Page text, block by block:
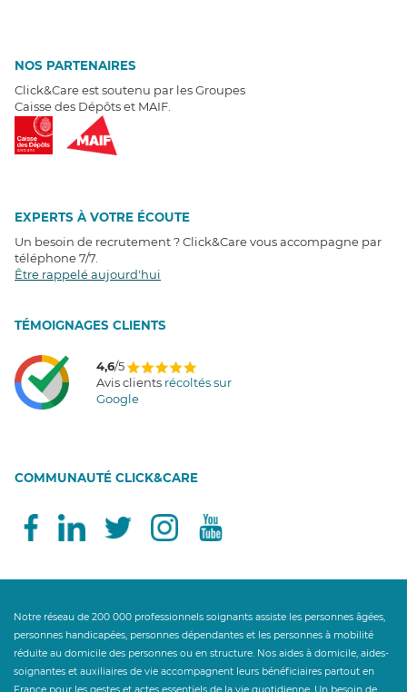
NOS PARTENAIRES
Click&Care est soutenu par les Groupes
Caisse des Dépôts et MAIF.
EXPERTS À VOTRE ÉCOUTE
Un besoin de recrutement ? Click&Care vous accompagne par
téléphone 7/7
Être rappelé aujourd'hui
TÉMOIGNAGES CLIENTS
4,6/5
Avis clients récoltés sur
Google
COMMUNAUTÉ CLICK&CARE
Notre réseau de 200 000 professionnels soignants assiste les personnes âgées,
personnes handicapées, personnes dépendantes et les personnes à mobilité
réduite au domicile des personnes ou en structure. Nos aides à domicile, aides-
soignantes et auxiliaires de vie accompagnent leurs bénéficiaires partout en